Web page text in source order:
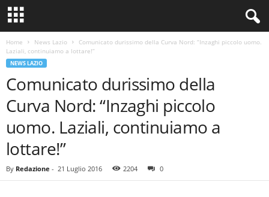
Home News Lazio
Comunicato durissimo della Curva Nord: “Inzaghi piccolo uomo.
Laziali, continuiamo a lottare!”
NEWS LAZIO
Comunicato durissimo della
Curva Nord: “Inzaghi piccolo
uomo. Laziali, continuiamo a
lottare!”
By Redazione - 21 Luglio 2016 2204 0